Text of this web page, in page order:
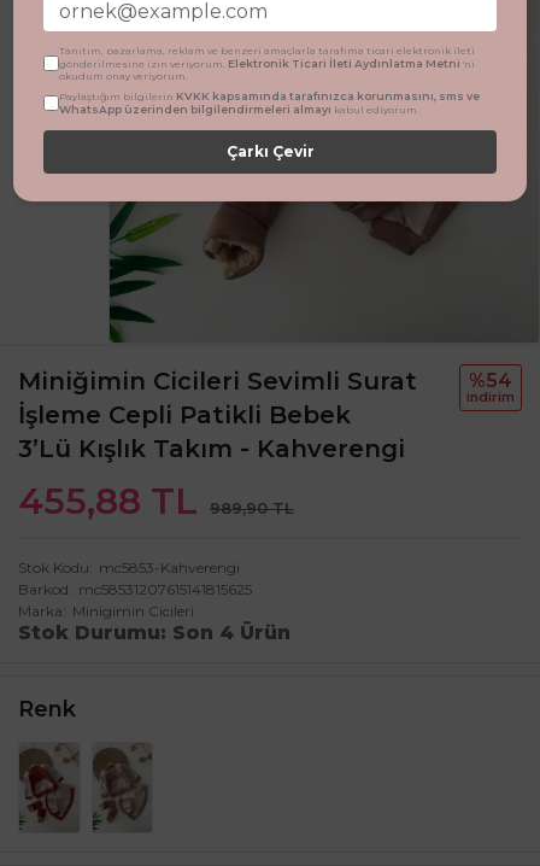
Miniğimin Cicileri Sevimli Surat
İşleme Cepli Patikli Bebek
3’lü Kışlık Takım - Kahverengi
455,88 TL 989,90 TL
%54
i̇ndi̇ri̇m
Stok Kodu
mc5853-Kahverengi
Barkod
mc58531207615141815625
Marka
Minigimin Cicileri
Stok Durumu Son 4 Ürün
Renk
Tanıtım, pazarlama, reklam ve benzeri amaçlarla tarafıma ticari elektronik ileti
gönderilmesine izin veriyorum. Elektronik Ticari İleti Aydınlatma Metni 'ni
okudum onay veriyorum.
Paylaştığım bilgilerin KVKK kapsamında tarafınızca korunmasını, sms ve
WhatsApp üzerinden bilgilendirmeleri almayı kabul ediyorum.
Çarkı Çevir